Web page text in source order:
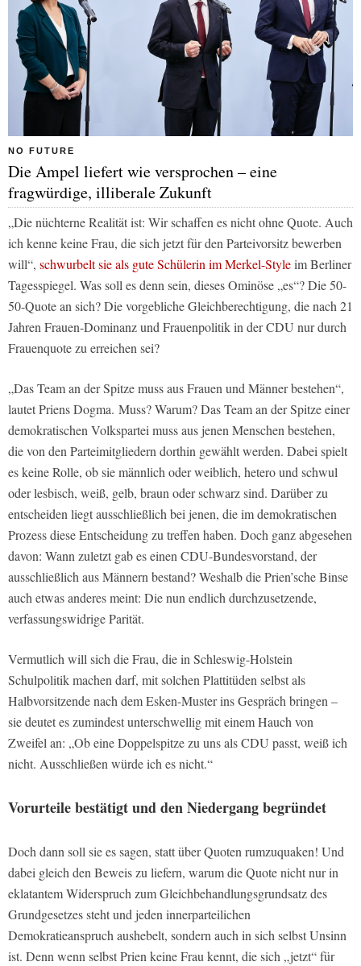
NO FUTURE
Die Ampel liefert wie versprochen – eine
fragwürdige, illiberale Zukunft
„Die nüchterne Realität ist: Wir schaffen es nicht ohne Quote. Auch
ich kenne keine Frau, die sich jetzt für den Parteivorsitz bewerben
will“, schwurbelt sie als gute Schülerin im Merkel-StyleimBerliner
Tagesspiegel. Was soll es denn sein, dieses Ominöse „es“? Die 50-
50-Quote an sich? Die vorgebliche Gleichberechtigung, die nach 21
Jahren Frauen-Dominanz und Frauenpolitik in der CDU nur durch
Frauenquote zu erreichen sei?
„Das Team an der Spitze muss aus Frauen und Männer bestehen“,
lautet Priens Dogma. Muss? Warum? Das Team an der Spitze einer
demokratischen Volkspartei muss aus jenen Menschen bestehen,
die von den Parteimitgliedern dorthin gewählt werden. Dabei spielt
es keine Rolle, ob sie männlich oder weiblich, hetero und schwul
oder lesbisch, weiß, gelb, braun oder schwarz sind. Darüber zu
entscheiden liegt ausschließlich bei jenen, die im demokratischen
Prozess diese Entscheidung zu treffen haben. Doch ganz abgesehen
davon: Wann zuletzt gab es einen CDU-Bundesvorstand, der
ausschließlich aus Männern bestand? Weshalb die Prien’sche Binse
auch etwas anderes meint: Die nun endlich durchzusetzende,
verfassungswidrige Parität.
Vermutlich will sich die Frau, die in Schleswig-Holstein
Schulpolitik machen darf, mit solchen Plattitüden selbst als
Halbvorsitzende nach dem Esken-Muster ins Gespräch bringen –
sie deutet es zumindest unterschwellig mit einem Hauch von
Zweifel an: „Ob eine Doppelspitze zu uns als CDU passt, weiß ich
nicht. Ausschließen würde ich es nicht.“
Vorurteile bestätigt und den Niedergang begründet
Doch dann soll sie es sagen, statt über Quoten rumzuquaken! Und
dabei gleich den Beweis zu liefern, warum die Quote nicht nur in
eklatantem Widerspruch zum Gleichbehandlungsgrundsatz des
Grundgesetzes steht und jeden innerparteilichen
Demokratieanspruch aushebelt, sondern auch in sich selbst Unsinn
ist. Denn wenn selbst Prien keine Frau kennt, die sich „jetzt“ für